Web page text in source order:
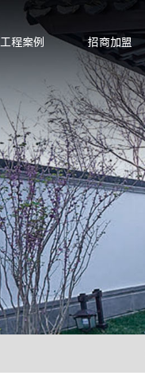
工程案例 招商加盟